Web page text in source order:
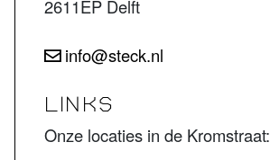
2611EP Delft
info@steck.nl
LINKS
Onze locaties in de Kromstraat: